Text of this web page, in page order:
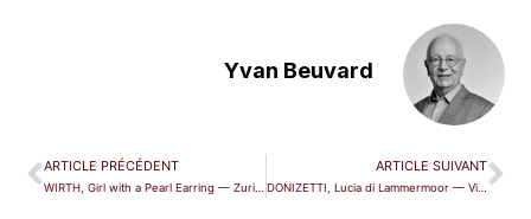
Yvan Beuvard
ARTICLE PRÉCÉDENT ARTICLE SUIVANT
DONIZETTI, Lucia di Lammermoor — Vienne (Staatsoper)